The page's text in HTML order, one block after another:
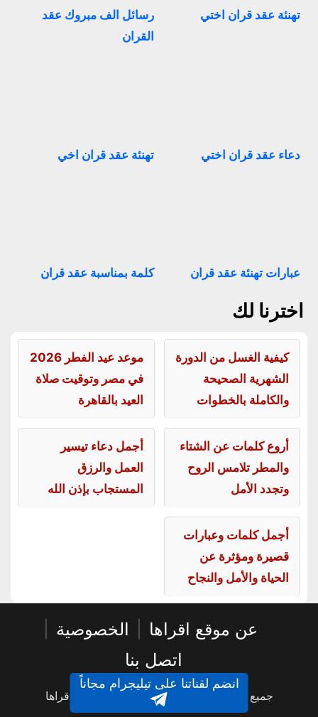
تهنئة عقد قران اختي
رسائل الف مبروك عقد
القران
دعاء عقد قران اختي تهنئة عقد قران اخي
عبارات تهنئة عقد قران كلمة بمناسبة عقد قران
اخترنا لك
كيفية الغسل من الدورة
الشهرية الصحيحة
والكاملة بالخطوات
موعد عيد الفطر 2026
في مصر وتوقيت صلاة
العيد بالقاهرة
أروع كلمات عن الشتاء
والمطر تلامس الروح
وتجدد الأمل
أجمل دعاء تيسير
العمل والرزق
المستجاب بإذن الله
أجمل كلمات وعبارات
قصيرة ومؤثرة عن
الحياة والأمل والنجاح
عن موقع اقراها الخصوصية
اتصل بنا
جميع الحقوق محفوظة © 2016 - 2026 - اقراها
انضم لقناتنا على تيليجرام مجاناً